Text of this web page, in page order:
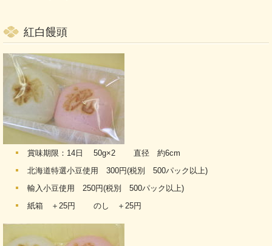
紅白饅頭
賞味期限：14日 50g×2 直径 約6cm
北海道特選小豆使用 300円(税別 500パック以上)
輸入小豆使用 250円(税別 500パック以上)
紙箱 ＋25円 のし ＋25円